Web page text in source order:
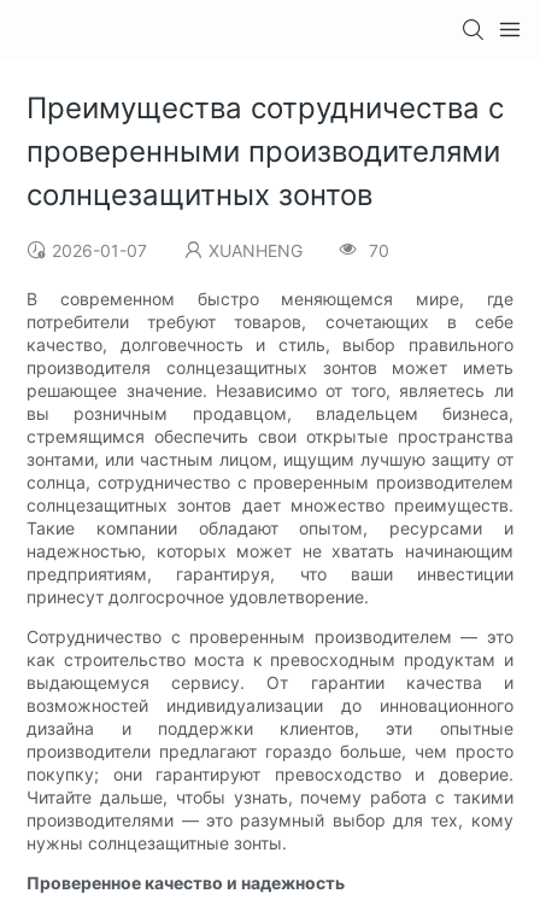
Преимущества сотрудничества с
проверенными производителями
солнцезащитных зонтов
2026-01-07 XUANHENG 70
В современном быстро меняющемся мире, где
потребители требуют товаров, сочетающих в себе
качество, долговечность и стиль, выбор правильного
производителя солнцезащитных зонтов может иметь
решающее значение. Независимо от того, являетесь ли
вы розничным продавцом, владельцем бизнеса,
стремящимся обеспечить свои открытые пространства
зонтами, или частным лицом, ищущим лучшую защиту от
солнца, сотрудничество с проверенным производителем
солнцезащитных зонтов дает множество преимуществ.
Такие компании обладают опытом, ресурсами и
надежностью, которых может не хватать начинающим
предприятиям, гарантируя, что ваши инвестиции
принесут долгосрочное удовлетворение.
Сотрудничество с проверенным производителем — это
как строительство моста к превосходным продуктам и
выдающемуся сервису. От гарантии качества и
возможностей индивидуализации до инновационного
дизайна и поддержки клиентов, эти опытные
производители предлагают гораздо больше, чем просто
покупку; они гарантируют превосходство и доверие.
Читайте дальше, чтобы узнать, почему работа с такими
производителями — это разумный выбор для тех, кому
нужны солнцезащитные зонты.
Проверенное качество и надежность